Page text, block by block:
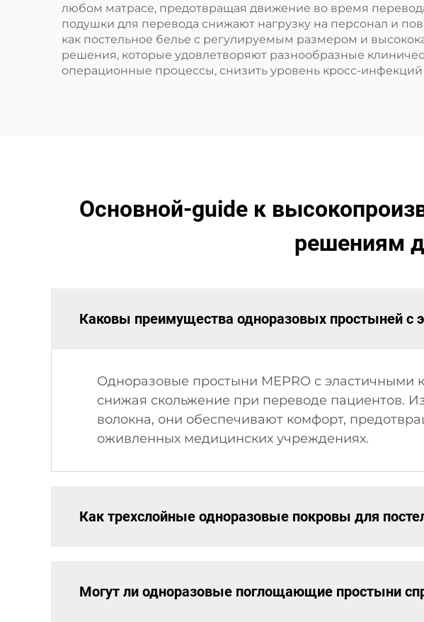
любом матрасе, предотвращая движение во время
подушки для перевода снижают нагрузку на персонал и
как постельное белье с регулируемым размером и
решения, которые удовлетворяют разнообразные
операционные процессы, снизить уровень кросс-
Основной-guide к
решениям
Каковы преимущества одноразовых простыней с
Одноразовые простыни MEPRO с
снижая скольжение при переводе пациентов.
волокна, они обеспечивают комфорт,
оживленных медицинских учреждениях.
Как трехслойные одноразовые покровы для
Могут ли одноразовые поглощающие простыни